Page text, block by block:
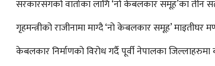
सरकारसँगको वार्ताका लागि ‘नो केबलकार समूह’का तीन
गृहमन्त्रीको राजीनामा माग्दै ‘नो केबलकार समूह’ माइतीघर
केबलकार निर्माणको विरोध गर्दै पूर्वी नेपालका